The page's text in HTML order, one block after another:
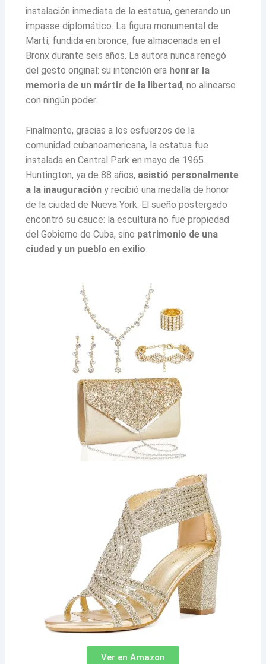
instalación inmediata de la estatua, generando un
impasse diplomático. La figura monumental de
Martí, fundida en bronce, fue almacenada en el
Bronx durante seis años. La autora nunca renegó
del gesto original: su intención era honrar la
memoria de un mártir de la libertad, no alinearse
con ningún poder.
Finalmente, gracias a los esfuerzos de la
comunidad cubanoamericana, la estatua fue
instalada en Central Park en mayo de 1965.
Huntington, ya de 88 años, asistió personalmente
a la inauguracióny recibió una medalla de honor
de la ciudad de Nueva York. El sueño postergado
encontró su cauce: la escultura no fue propiedad
del Gobierno de Cuba, sino patrimonio de una
ciudad y un pueblo en exilio
Ver en Amazon